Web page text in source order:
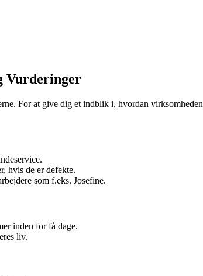
Vurderinger
For at give dig et indblik i, hvordan
hvis de er defekte.
som f.eks. Josefine.
inden for få dage.
liv.